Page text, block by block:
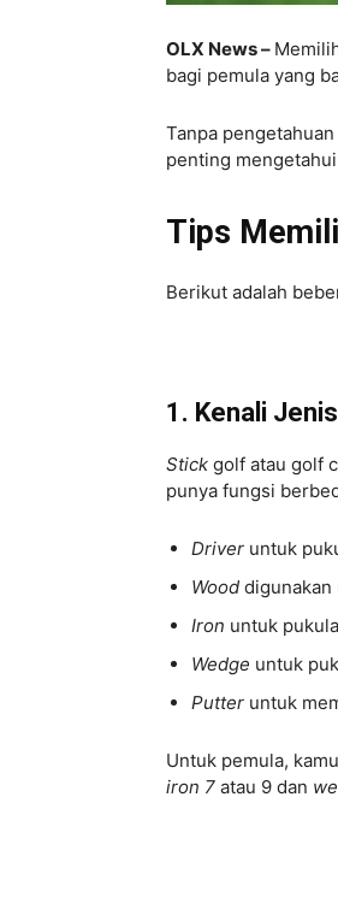
OLX News –
bagi pemula yang
Tanpa
penting
Tips
Berikut adalah
1. Kenali
Stick golf atau golf
punya fungsi
Driver untuk
Wood digunakan
Iron untuk
Wedge untuk
Putter untuk
Untuk pemula,
iron 7 atau 9 dan